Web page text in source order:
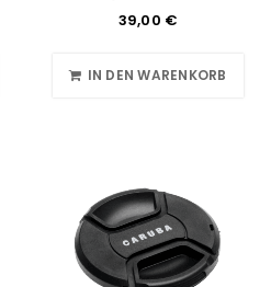
39,00 €
IN DEN WARENKORB